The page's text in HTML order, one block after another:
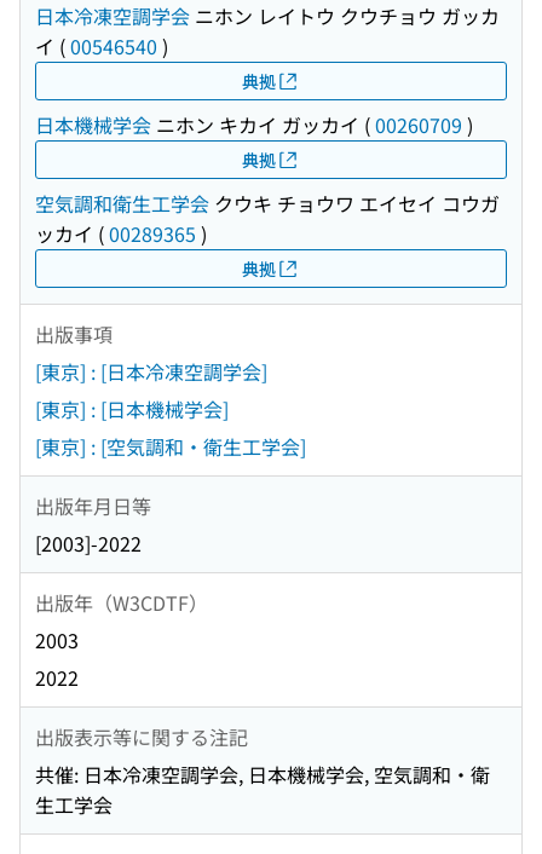
日本冷凍空調学会 ニホン レイトウ クウチョウ ガッカ
イ (00546540 )
典拠
日本機械学会 ニホン キカイ ガッカイ (00260709 )
典拠
空気調和衛生工学会 クウキ チョウワ エイセイ コウガ
ッカイ (00289365 )
典拠
出版事項
[東京] : [日本冷凍空調学会]
[東京] : [日本機械学会]
[東京] : [空気調和・衛生工学会]
出版年月日等
[2003]-2022
出版年（W3CDTF）
2003
2022
出版表示等に関する注記
共催: 日本冷凍空調学会, 日本機械学会, 空気調和・衛
生工学会